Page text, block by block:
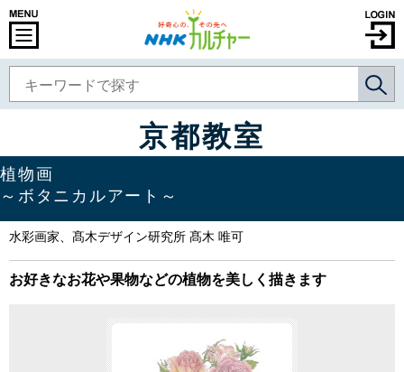
京都教室
植物画
～ボタニカルアート～
水彩画家、髙木デザイン研究所 髙木 唯可
お好きなお花や果物などの植物を美しく描きます